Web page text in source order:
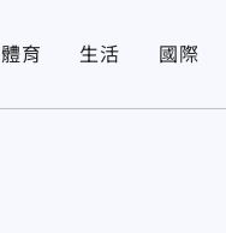
體育 生活 國際